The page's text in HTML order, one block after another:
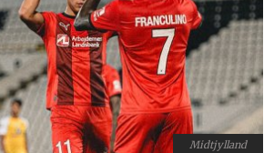
Midtjylland